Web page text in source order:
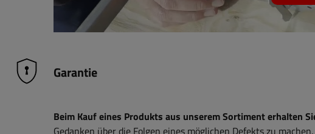
Garantie
Beim Kauf eines Produkts aus unserem Sortiment erhalten